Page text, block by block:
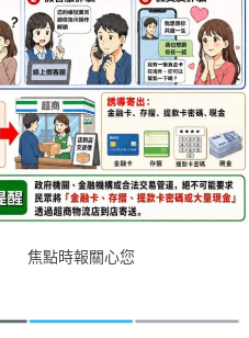
焦點時報關心您